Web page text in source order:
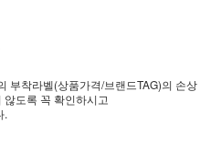
부착라벨(상품가격/브랜드TAG)의 손상
도록 꼭 확인하시고
.